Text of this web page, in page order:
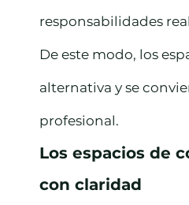
responsabilidades
De este modo, los
alternativa y se
profesional.
Los espacios de
con claridad